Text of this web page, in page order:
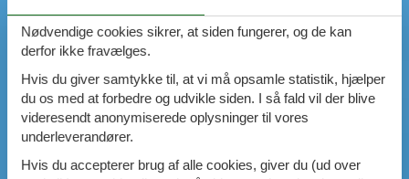
Nødvendige cookies sikrer, at siden fungerer, og de kan
derfor ikke fravælges.
Hvis du giver samtykke til, at vi må opsamle statistik, hjælper
du os med at forbedre og udvikle siden. I så fald vil der blive
videresendt anonymiserede oplysninger til vores
underleverandører.
Hvis du accepterer brug af alle cookies, giver du (ud over